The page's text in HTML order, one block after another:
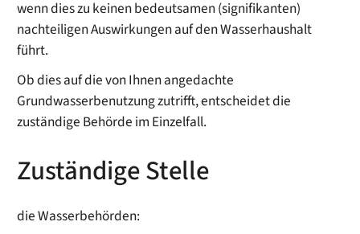
wenn dies zu keinen bedeutsamen (signifikanten)
nachteiligen Auswirkungen auf den Wasserhaushalt
führt.
Ob dies auf die von Ihnen angedachte
Grundwasserbenutzung zutrifft, entscheidet die
zuständige Behörde im Einzelfall.
Zuständige Stelle
die Wasserbehörden: